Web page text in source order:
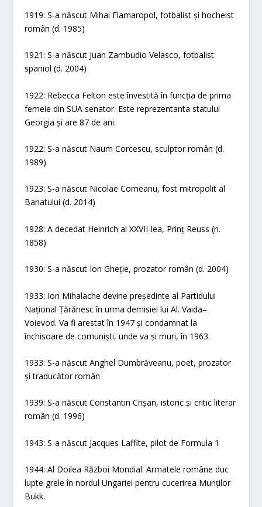
1919: S-a născut Mihai Flamaropol, fotbalist și hocheist
român (d. 1985)
1921: S-a născut Juan Zambudio Velasco, fotbalist
spaniol (d. 2004)
1922: Rebecca Felton este învestită în funcția de prima
femeie din SUA senator. Este reprezentanta statului
Georgia și are 87 de ani.
1922: S-a născut Naum Corcescu, sculptor român (d.
1989)
1923: S-a născut Nicolae Corneanu, fost mitropolit al
Banatului (d. 2014)
1928: A decedat Heinrich al XXVII-lea, Prinț Reuss (n.
1858)
1930: S-a născut Ion Gheție, prozator român (d. 2004)
1933: Ion Mihalache devine președinte al Partidului
Național Țărănesc în urma demisiei lui Al. Vaida–
Voievod. Va fi arestat în 1947 și condamnat la
închisoare de comuniști, unde va și muri, în 1963.
1933: S-a născut Anghel Dumbrăveanu, poet, prozator
și traducător român
1939: S-a născut Constantin Crișan, istoric și critic literar
român (d. 1996)
1943: S-a născut Jacques Laffite, pilot de Formula 1
1944: Al Doilea Război Mondial: Armatele române duc
lupte grele în nordul Ungariei pentru cucerirea Munților
Bukk.